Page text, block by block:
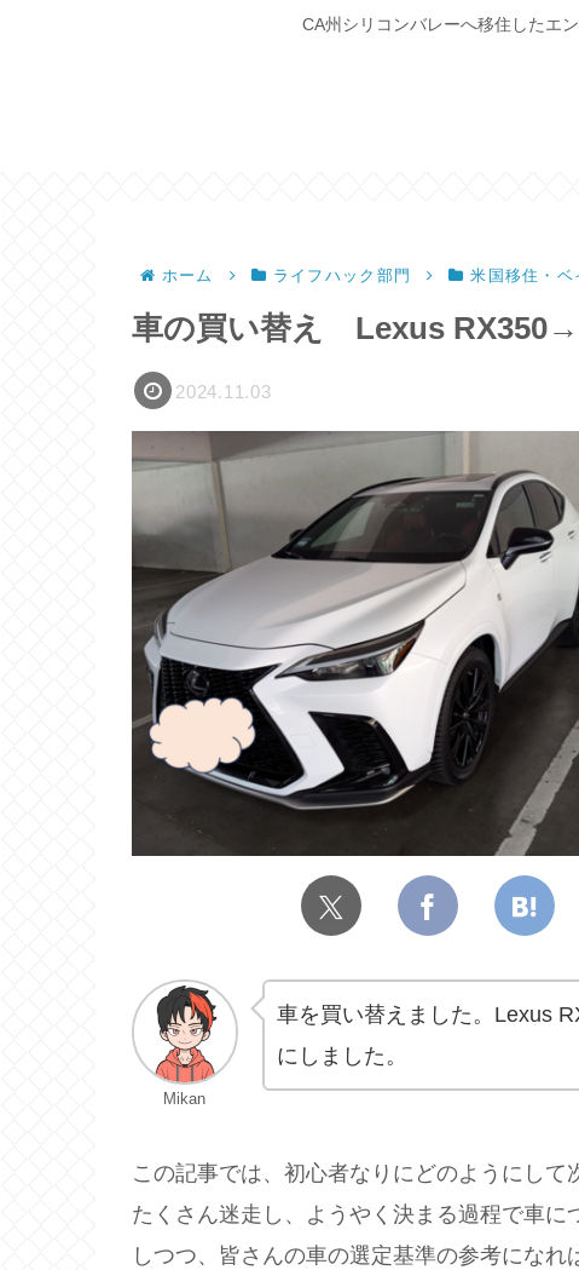
CA州シリコンバレーへ移住したエ
ホーム ライフハック部門 米国移住・ベ
車の買い替え Lexus
2024.11.03
Mikan
車を買い替えました。Lexus
にしました。
この記事では、初心者なりにどのようにして
たくさん迷走し、ようやく決まる過程で車
しつつ、皆さんの車の選定基準の参考になれ